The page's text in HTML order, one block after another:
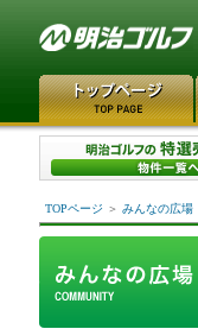
TOPページ ＞ みんなの広場